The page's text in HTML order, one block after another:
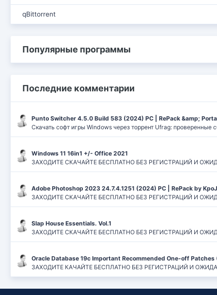
qBittorrent
Популярные программы
Последние комментарии
Punto Switcher 4.5.0 Build 583 (2024) РС | RePack &amp;
Скачать софт игры Windows через торрент Ufrag: проверенные
Windows 11 16in1 +/- Office 2021
ЗАХОДИТЕ СКАЧАЙТЕ БЕСПЛАТНО БЕЗ РЕГИСТРАЦИЙ И
Adobe Photoshop 2023 24.7.4.1251 (2024) PC | RePack by
ЗАХОДИТЕ СКАЧАЙТЕ БЕСПЛАТНО БЕЗ РЕГИСТРАЦИЙ И
Slap House Essentials. Vol.1
ЗАХОДИТЕ СКАЧАЙТЕ БЕСПЛАТНО БЕЗ РЕГИСТРАЦИЙ И
Oracle Database 19c Important Recommended One-off Patches
ЗАХОДИТЕ КАЧАЙТЕ БЕСПЛАТНО БЕЗ РЕГИСТРАЦИЙ И